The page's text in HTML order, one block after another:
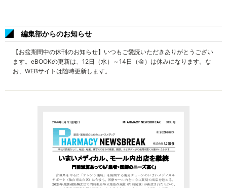
編集部からのお知らせ
【お盆期間中の休刊のお知らせ】いつもご愛読いただきありがとうござい
ます。eBOOKの更新は、12日（水）～14日（金）は休みになります。な
お、WEBサイトは随時更新します。